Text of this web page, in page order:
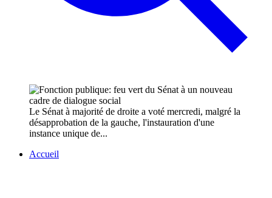
Le Sénat à majorité de droite a voté mercredi, malgré la
désapprobation de la gauche, l'instauration d'une
instance unique de...
Accueil